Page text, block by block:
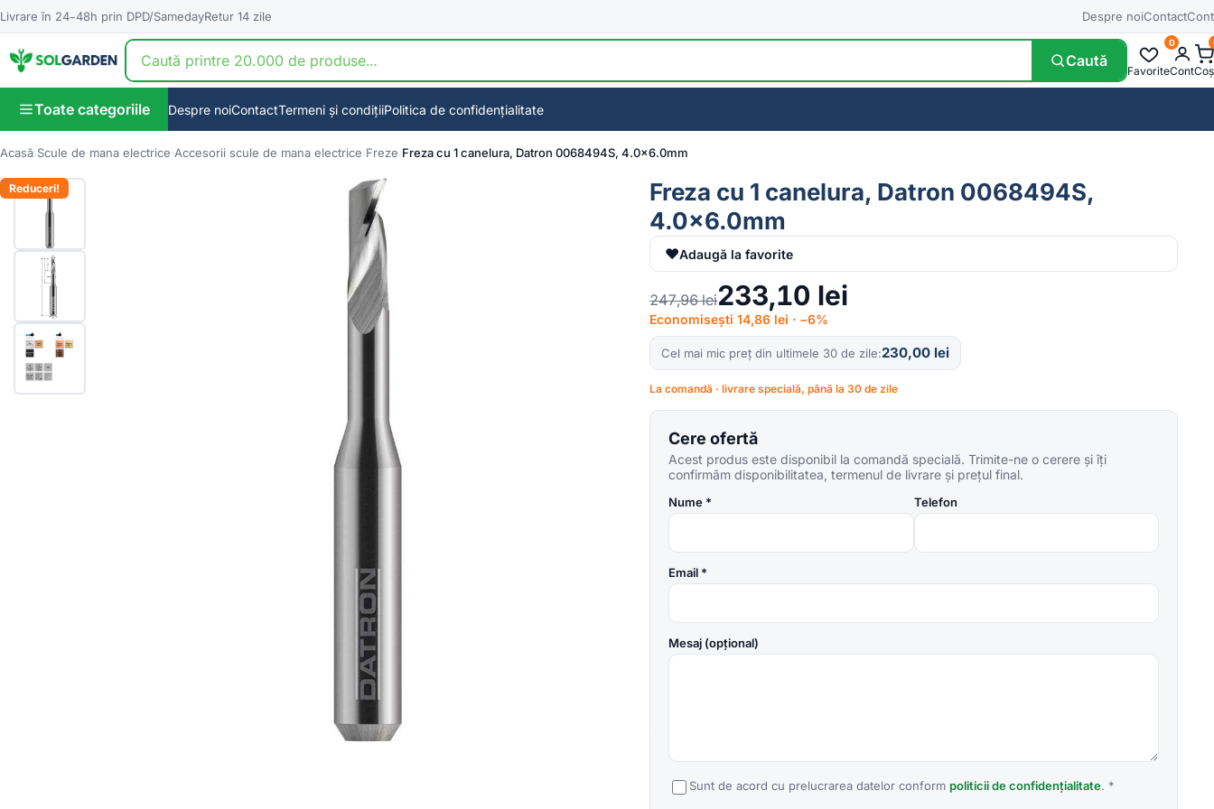
Livrare în 24–48h prin DPD/SamedayRetur 14 zile Despre noiContactCont
Caută
Favorite
0
ContCoș
Toate categoriile Despre noiContactTermeni și condițiiPolitica de confidențialitate
Acasă Scule de mana electrice Accesorii scule de mana electrice Freze Freza cu 1 canelura, Datron 0068494S, 4.0×6.0mm
Reduceri!
🔍
Freza cu 1 canelura, Datron 0068494S,
4.0×6.0mm
♥Adaugă la favorite
247,96lei233,10 lei
Economisești 14,86 lei · −6%
Cel mai mic preț din ultimele 30 de zile 230,00 lei
La comandă · livrare specială, până la 30 de zile
Cere ofertă
Acest produs este disponibil la comandă specială. Trimite-ne o cerere și îți
confirmăm disponibilitatea, termenul de livrare și prețul final.
Nume * Telefon
Email *
Mesaj (opțional)
Sunt de acord cu prelucrarea datelor conformpoliticii de confidențialitate. *